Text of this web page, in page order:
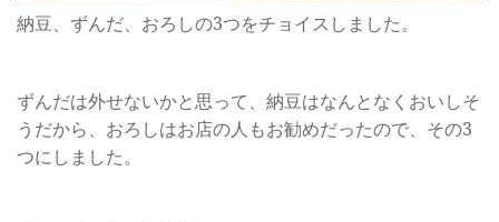
納豆、ずんだ、おろしの3つをチョイスしました。
ずんだは外せないかと思って、納豆はなんとなくおいしそ
うだから、おろしはお店の人もお勧めだったので、その3
つにしました。